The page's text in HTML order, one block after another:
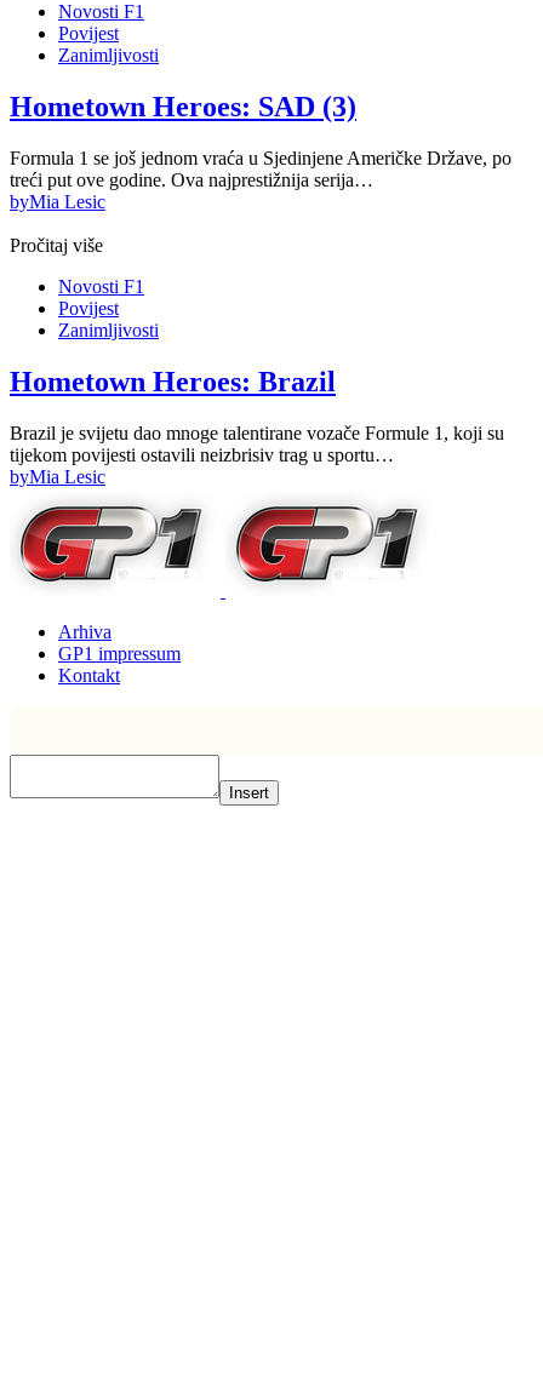
Novosti F1
Povijest
Zanimljivosti
Hometown Heroes: SAD (3)
Formula 1 se još jednom vraća u Sjedinjene Američke Države, po
treći put ove godine. Ova najprestižnija serija…
byMia Lesic
Pročitaj više
Novosti F1
Povijest
Zanimljivosti
Hometown Heroes: Brazil
Brazil je svijetu dao mnoge talentirane vozače Formule 1, koji su
tijekom povijesti ostavili neizbrisiv trag u sportu…
byMia Lesic
Arhiva
GP1 impressum
Kontakt
Insert